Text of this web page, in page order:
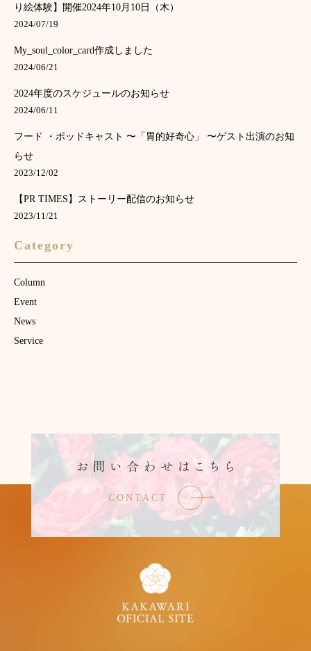
り絵体験】開催2024年10月10日（木）
2024/07/19
My_soul_color_card作成しました
2024/06/21
2024年度のスケジュールのお知らせ
2024/06/11
フード ・ポッドキャスト 〜「胃的好奇心」 〜ゲスト出演のお知
らせ
2023/12/02
【PR TIMES】ストーリー配信のお知らせ
2023/11/21
Category
Column
Event
News
Service
CONTACT